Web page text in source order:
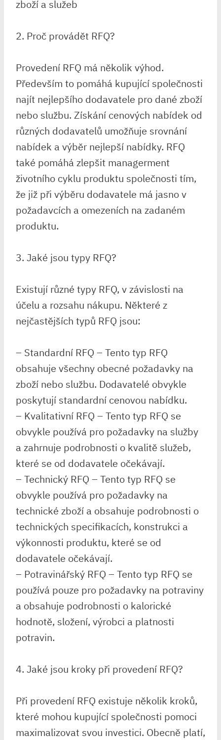
zboží a služeb
2. Proč provádět RFQ?
Provedení RFQ má několik výhod.
Především to pomáhá kupující společnosti
najít nejlepšího dodavatele pro dané zboží
nebo službu. Získání cenových nabídek od
různých dodavatelů umožňuje srovnání
nabídek a výběr nejlepší nabídky. RFQ
také pomáhá zlepšit managerment
životního cyklu produktu společnosti tím,
že již při výběru dodavatele má jasno v
požadavcích a omezeních na zadaném
produktu.
3. Jaké jsou typy RFQ?
Existují různé typy RFQ, v závislosti na
účelu a rozsahu nákupu. Některé z
nejčastějších typů RFQ jsou:
– Standardní RFQ – Tento typ RFQ
obsahuje všechny obecné požadavky na
zboží nebo službu. Dodavatelé obvykle
poskytují standardní cenovou nabídku.
– Kvalitativní RFQ – Tento typ RFQ se
obvykle používá pro požadavky na služby
a zahrnuje podrobnosti o kvalitě služeb,
které se od dodavatele očekávají.
– Technický RFQ – Tento typ RFQ se
obvykle používá pro požadavky na
technické zboží a obsahuje podrobnosti o
technických specifikacích, konstrukci a
výkonnosti produktu, které se od
dodavatele očekávají.
– Potravinářský RFQ – Tento typ RFQ se
používá pouze pro požadavky na potraviny
a obsahuje podrobnosti o kalorické
hodnotě, složení, výrobci a platnosti
potravin.
4. Jaké jsou kroky při provedení RFQ?
Při provedení RFQ existuje několik kroků,
které mohou kupující společnosti pomoci
maximalizovat svou investici. Obecně platí,